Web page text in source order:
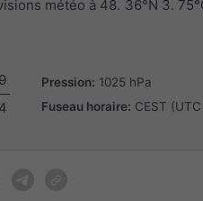
météo à 48. 36°N 3.
Pression: 1025 hPa
Fuseau horaire: CEST